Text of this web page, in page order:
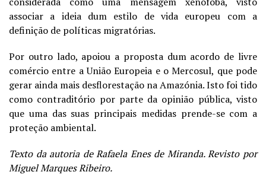
associar a ideia dum estilo de vida europeu com a
definição de políticas migratórias.
Por outro lado, apoiou a proposta dum acordo de livre
comércio entre a União Europeia e o Mercosul, que pode
gerar ainda mais desflorestação na Amazónia. Isto foi tido
como contraditório por parte da opinião pública, visto
que uma das suas principais medidas prende-se com a
proteção ambiental.
Texto da autoria de Rafaela Enes de Miranda. Revisto por
Miguel Marques Ribeiro.